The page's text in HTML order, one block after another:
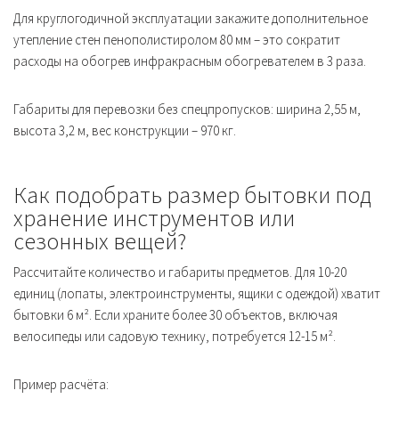
Для круглогодичной эксплуатации закажите дополнительное
утепление стен пенополистиролом 80 мм – это сократит
расходы на обогрев инфракрасным обогревателем в 3 раза.
Габариты для перевозки без спецпропусков: ширина 2,55 м,
высота 3,2 м, вес конструкции – 970 кг.
Как подобрать размер бытовки под
хранение инструментов или
сезонных вещей?
Рассчитайте количество и габариты предметов. Для 10-20
единиц (лопаты, электроинструменты, ящики с одеждой) хватит
бытовки 6 м². Если храните более 30 объектов, включая
велосипеды или садовую технику, потребуется 12-15 м².
Пример расчёта: